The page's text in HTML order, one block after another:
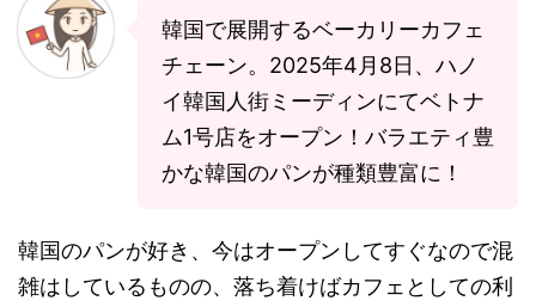
韓国で展開するベーカリーカフェ
チェーン。2025年4月8日、ハノ
イ韓国人街ミーディンにてベトナ
ム1号店をオープン！バラエティ豊
かな韓国のパンが種類豊富に！
韓国のパンが好き、今はオープンしてすぐなので混
雑はしているものの、落ち着けばカフェとしての利